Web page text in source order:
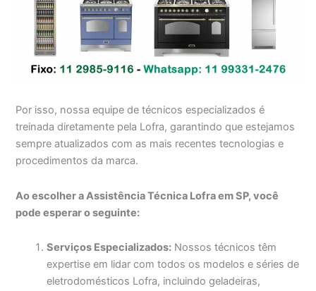
Por isso, nossa equipe de técnicos especializados é
treinada diretamente pela Lofra, garantindo que estejamos
sempre atualizados com as mais recentes tecnologias e
procedimentos da marca.
Ao escolher a Assistência Técnica Lofra em SP, você
pode esperar o seguinte:
Serviços Especializados: Nossos técnicos têm
expertise em lidar com todos os modelos e séries de
eletrodomésticos Lofra, incluindo geladeiras,